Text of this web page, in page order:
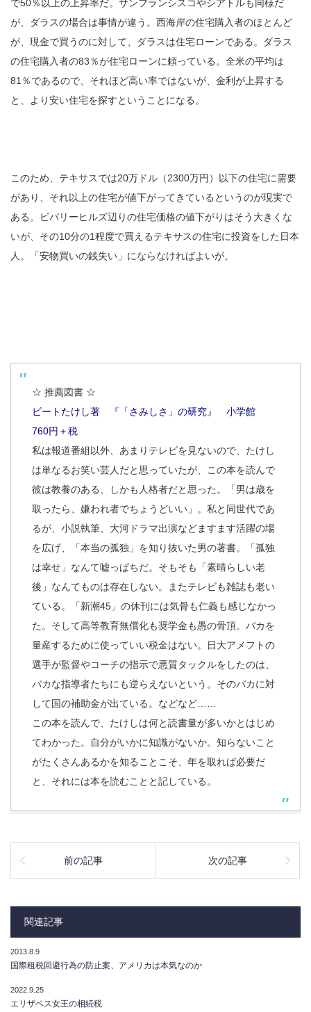
で50％以上の上昇率だ。サンフランシスコやシアトルも同様だ
が、ダラスの場合は事情が違う。西海岸の住宅購入者のほとんど
が、現金で買うのに対して、ダラスは住宅ローンである。ダラス
の住宅購入者の83％が住宅ローンに頼っている。全米の平均は
81％であるので、それほど高い率ではないが、金利が上昇する
と、より安い住宅を探すということになる。
このため、テキサスでは20万ドル（2300万円）以下の住宅に需要
があり、それ以上の住宅が値下がってきているというのが現実で
ある。ビバリーヒルズ辺りの住宅価格の値下がりはそう大きくな
いが、その10分の1程度で買えるテキサスの住宅に投資をした日本
人。「安物買いの銭失い」にならなければよいが。
☆ 推薦図書 ☆
ビートたけし著 『「さみしさ」の研究』 小学館
760円＋税
私は報道番組以外、あまりテレビを見ないので、たけし
は単なるお笑い芸人だと思っていたが、この本を読んで
彼は教養のある、しかも人格者だと思った。「男は歳を
取ったら、嫌われ者でちょうどいい」。私と同世代であ
るが、小説執筆、大河ドラマ出演などますます活躍の場
を広げ、「本当の孤独」を知り抜いた男の著書。「孤独
は幸せ」なんて嘘っぱちだ。そもそも「素晴らしい老
後」なんてものは存在しない。またテレビも雑誌も老い
ている。「新潮45」の休刊には気骨も仁義も感じなかっ
た。そして高等教育無償化も奨学金も愚の骨頂。バカを
量産するために使っていい税金はない。日大アメフトの
選手が監督やコーチの指示で悪質タックルをしたのは、
バカな指導者たちにも逆らえないという。そのバカに対
して国の補助金が出ている。などなど……
この本を読んで、たけしは何と読書量が多いかとはじめ
てわかった。自分がいかに知識がないか。知らないこと
がたくさんあるかを知ることこそ、年を取れば必要だ
と、それには本を読むことと記している。
前の記事 次の記事
関連記事
2013.8.9
国際租税回避行為の防止案、アメリカは本気なのか
2022.9.25
エリザベス女王の相続税